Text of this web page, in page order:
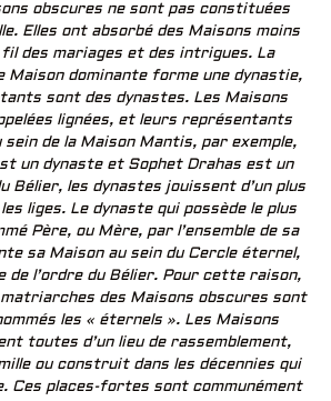
obscures ne sont pas constituées
Elles ont absorbé des Maisons moins
des mariages et des intrigues. La
Maison dominante forme une dynastie,
sont des dynastes. Les Maisons
lignées, et leurs représentants
sein de la Maison Mantis, par exemple,
un dynaste et Sophet Drahas est un
Bélier, les dynastes jouissent d’un plus
liges. Le dynaste qui possède le plus
Père, ou Mère, par l’ensemble de sa
sa Maison au sein du Cercle éternel,
de l’ordre du Bélier. Pour cette raison,
des Maisons obscures sont
les « éternels ». Les Maisons
toutes d’un lieu de rassemblement,
ou construit dans les décennies qui
Ces places-fortes sont communément